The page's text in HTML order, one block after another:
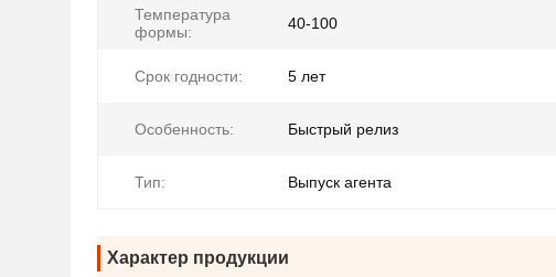
Температура
формы:
40-100
Срок годности: 5 лет
Особенность: Быстрый релиз
Тип: Выпуск агента
Характер продукции